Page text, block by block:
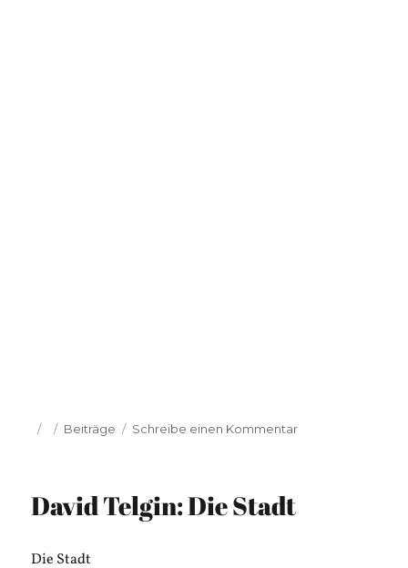
Veröffentlicht
Kategorien
Beiträge Schreibe einen Kommentarzu
David Telgin: Die Stadt
Die Stadt